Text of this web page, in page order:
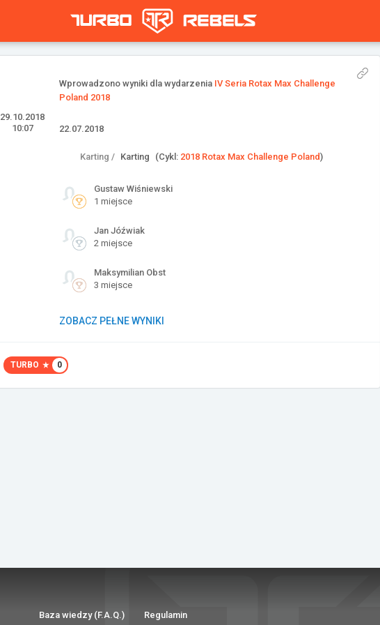
29.10.2018
10:07
Wprowadzono wyniki dla wydarzenia IV Seria Rotax Max Challenge
Poland 2018
22.07.2018
Karting / Karting (Cykl: 2018 Rotax Max Challenge Poland)
Gustaw Wiśniewski
1 miejsce
Jan Jóźwiak
2 miejsce
Maksymilian Obst
3 miejsce
ZOBACZ PEŁNE WYNIKI
TURBO 0
Baza wiedzy (F.A.Q.) Regulamin